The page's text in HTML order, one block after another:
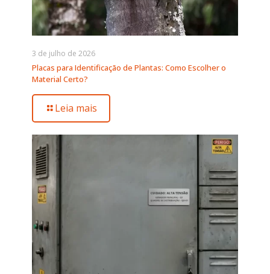
3 de julho de 2026
Placas para Identificação de Plantas: Como Escolher o
Material Certo?
Leia mais